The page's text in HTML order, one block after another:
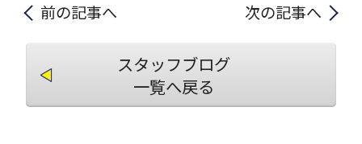
前の記事へ 次の記事へ
スタッフブログ
一覧へ戻る